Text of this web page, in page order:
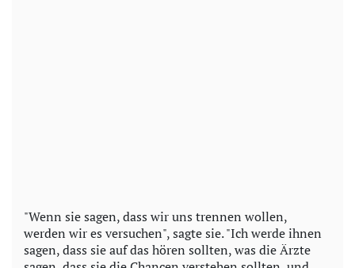
"Wenn sie sagen, dass wir uns trennen wollen,
werden wir es versuchen", sagte sie. "Ich werde ihnen
sagen, dass sie auf das hören sollten, was die Ärzte